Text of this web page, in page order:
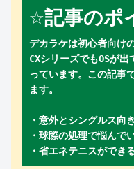
☆記事のポ
デカラケは初心者向け
CXシリーズでもOSが
っています。この記事
ます。
・意外とシングルス向き
・球際の処理で悩んで
・省エネテニスができ